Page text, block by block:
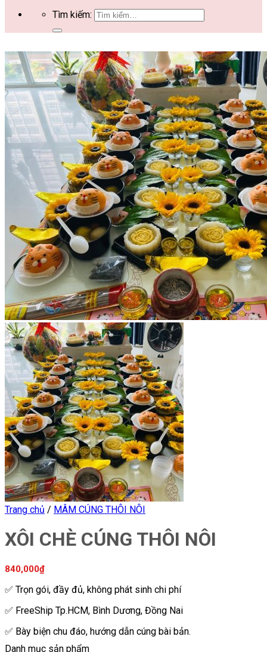
Tìm kiếm:
Trang chủ / MÂM CÚNG THÔI NÔI
XÔI CHÈ CÚNG THÔI NÔI
840,000₫
✅ Trọn gói, đầy đủ, không phát sinh chi phí
✅ FreeShip Tp.HCM, Bình Dương, Đồng Nai
✅ Bày biện chu đáo, hướng dẫn cúng bài bản.
Danh mục sản phẩm